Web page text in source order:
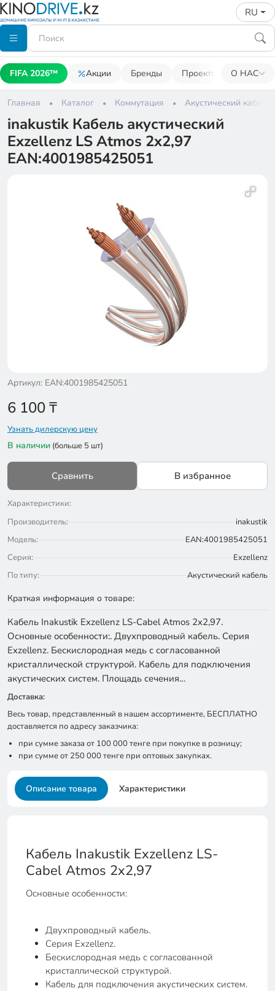
RU
FIFA 2026™ Акции Бренды Проекторы О НАС
Главная Каталог Коммутация Акустический кабель
inakustik Кабель акустический
Exzellenz LS Atmos 2x2,97
EAN:4001985425051
Артикул: EAN:4001985425051
6 100₸
Узнать дилерскую цену
В наличии (больше 5 шт)
Сравнить В избранное
Характеристики:
Производитель:
inakustik
Модель:
EAN:4001985425051
Серия:
Exzellenz
По типу:
Акустический кабель
Краткая информация о товаре:
Кабель Inakustik Exzellenz LS-Cabel Atmos 2x2,97.
Основные особенности:. Двухпроводный кабель. Серия
Exzellenz. Бескислородная медь с согласованной
кристаллической структурой. Кабель для подключения
акустических систем. Площадь сечения…
Доставка:
Весь товар, представленный в нашем ассортименте, БЕСПЛАТНО
доставляется по адресу заказчика:
при сумме заказа от 100 000 тенге при покупке в розницу;
при сумме от 250 000 тенге при оптовых закупках.
Описание товара Характеристики
Кабель Inakustik Exzellenz LS-
Cabel Atmos 2x2,97
Основные особенности:
Двухпроводный кабель.
Серия Exzellenz.
Бескислородная медь с согласованной
кристаллической структурой.
Кабель для подключения акустических систем.